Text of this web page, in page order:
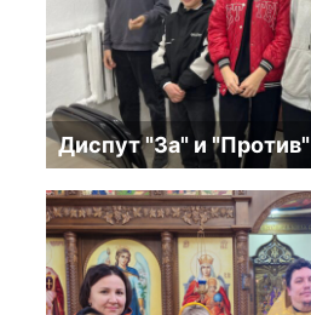
Диспут "За" и "Против"